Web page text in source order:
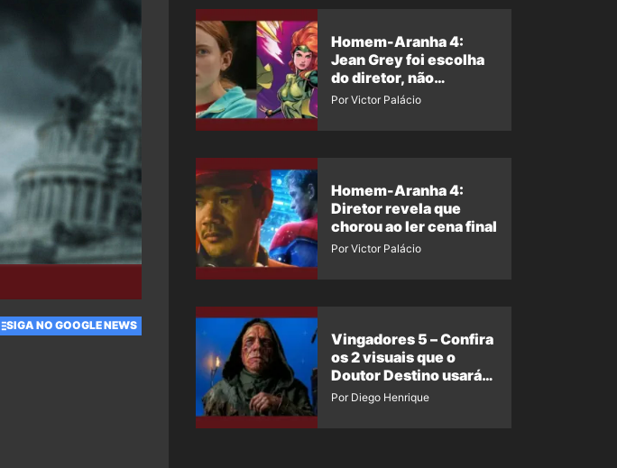
SIGA NO GOOGLE NEWS
Homem-Aranha 4:
Jean Grey foi escolha
do diretor, não
imposição da Marvel
Por Victor Palácio
Homem-Aranha 4:
Diretor revela que
chorou ao ler cena final
Por Victor Palácio
Vingadores 5 – Confira
os 2 visuais que o
Doutor Destino usará
no filme
Por Diego Henrique